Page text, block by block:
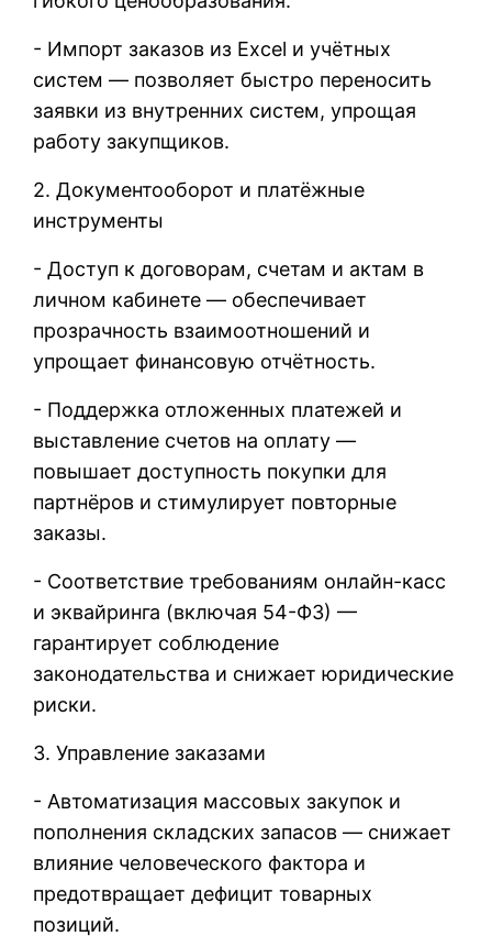
- Импорт заказов из Excel и учётных
систем — позволяет быстро переносить
заявки из внутренних систем, упрощая
работу закупщиков.
2. Документооборот и платёжные
инструменты
- Доступ к договорам, счетам и актам в
личном кабинете — обеспечивает
прозрачность взаимоотношений и
упрощает финансовую отчётность.
- Поддержка отложенных платежей и
выставление счетов на оплату —
повышает доступность покупки для
партнёров и стимулирует повторные
заказы.
- Соответствие требованиям онлайн-касс
и эквайринга (включая 54-ФЗ) —
гарантирует соблюдение
законодательства и снижает юридические
риски.
3. Управление заказами
- Автоматизация массовых закупок и
пополнения складских запасов — снижает
влияние человеческого фактора и
предотвращает дефицит товарных
позиций.